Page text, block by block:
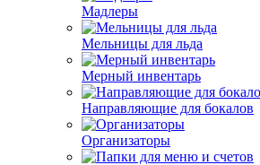
Мадлеры
Мельницы для льда
Мерный инвентарь
Направляющие для бокалов
Организаторы